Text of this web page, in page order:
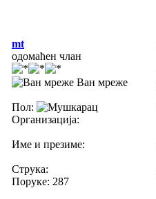
mt
одомаћен члан
Ван мреже
Пол:
Организација:
Име и презиме:
Струка:
Поруке: 287